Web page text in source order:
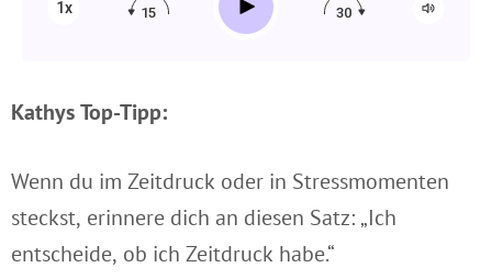
1x 15 Play 30
Kathys Top-Tipp:
Wenn du im Zeitdruck oder in Stressmomenten
steckst, erinnere dich an diesen Satz: „Ich
entscheide, ob ich Zeitdruck habe.“